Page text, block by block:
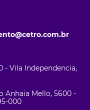
- Vila Independencia,
Anhaia Mello, 5600 -
000